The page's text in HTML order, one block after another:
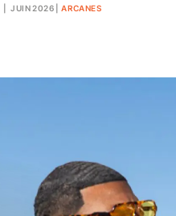
| JUIN 2026|ARCANES